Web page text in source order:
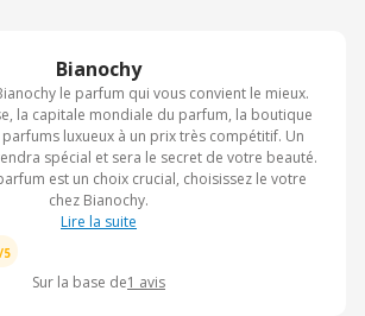
Bianochy
le parfum qui vous convient le mieux.
la capitale mondiale du parfum, la boutique
luxueux à un prix très compétitif. Un
spécial et sera le secret de votre beauté.
est un choix crucial, choisissez le votre
chez Bianochy.
Lire la suite
/5
Sur la base de1 avis